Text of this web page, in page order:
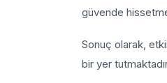
güvende
Sonuç olarak,
bir yer